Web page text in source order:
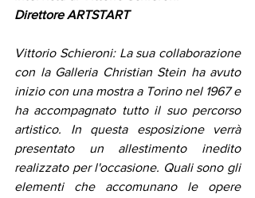
Direttore ARTSTART
Vittorio Schieroni: La sua collaborazione
con la Galleria Christian Stein ha avuto
inizio con una mostra a Torino nel 1967 e
ha accompagnato tutto il suo percorso
artistico. In questa esposizione verrà
presentato un allestimento inedito
realizzato per l'occasione. Quali sono gli
elementi che accomunano le opere